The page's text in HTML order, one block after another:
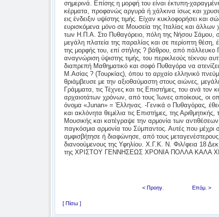
σημερινά. Επίσης η μορφή του είναι έκτυπη-
κέρματα, προφανώς αργυρά ή χάλκινα ίσως και
εις ένδειξιν υψίστης τιμής. Είχαν κυκλοφορήσει και
ευρισκόμενα μόνο σε Μουσεία της Ιταλίας και
των Η.Π.Α. Στο Πυθαγόρειο, πόλη της Νήσου Σάμου,
μεγάλη πλατεία της παραλίας και σε περίοπτη θέση,
της μορφής του, επί στήλης ? βάθρου, από πάλλευκο
αναγνώριση ύψιστης τιμής, του περικλεούς τέκνου
διαπρεπή Μαθηματικό και σοφό Πυθαγόρα να ατενίζει
Μ.Ασίας ? (Τουρκίας), όπου το αρχαίο ελληνικό
θριάμβευσε με την αξιοθαύμαστη στους αιώνες,
Γράμματα, τις Τέχνες και τις Επιστήμες, του ανά
αρχαιοτάτων χρόνων, από τους Ίωνες αποίκους, οι
όνομα «Junan» = Έλληνας. -Γενικά ο Πυθαγόρας,
και ακλόνητα θεμέλια τις Επιστήμες, της Αριθμητικής,
Μουσικής και κατέγραψε την αρμονία των
παγκόσμια αρμονία του Σύμπαντος. Αυτές που μέχρι
αμφισβήτησε ή διαφώνησε, από τους
διανοούμενους της Υφηλίου. Χ.Γ.Κ. Ν. Φιλ/φεια 18
της ΧΡΙΣΤΟΥ ΓΕΝΝΗΣΕΩΣ ΧΡΟΝΙΑ ΠΟΛΛΑ ΚΑΛΑ
< Προηγ. Επόμ. >
[ Πίσω ]